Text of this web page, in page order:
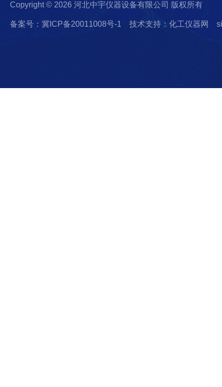
Copyright © 2026 河北中宇仪器设备有限公司 版权所有
备案号：冀ICP备20011008号-1 技术支持：化工仪器网